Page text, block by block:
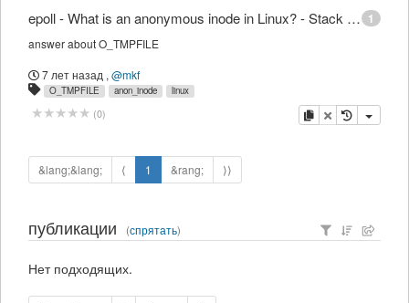
1
epoll - What is an anonymous inode in Linux? - Stack Overflow
answer about O_TMPFILE
7 лет назад , @mkf
O_TMPFILE anon_inode linux
(0) копировать
удалить
&lang;&lang; ⟨ 1 &rang; ⟩⟩
публикации (спрятать)
Нет подходящих.